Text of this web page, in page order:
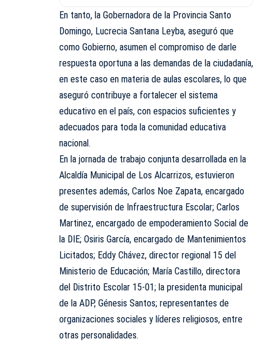
En tanto, la Gobernadora de la Provincia Santo
Domingo, Lucrecia Santana Leyba, aseguró que
como Gobierno, asumen el compromiso de darle
respuesta oportuna a las demandas de la ciudadanía,
en este caso en materia de aulas escolares, lo que
aseguró contribuye a fortalecer el sistema
educativo en el país, con espacios suficientes y
adecuados para toda la comunidad educativa
nacional.
En la jornada de trabajo conjunta desarrollada en la
Alcaldía Municipal de Los Alcarrizos, estuvieron
presentes además, Carlos Noe Zapata, encargado
de supervisión de Infraestructura Escolar; Carlos
Martinez, encargado de empoderamiento Social de
la DIE; Osiris García, encargado de Mantenimientos
Licitados; Eddy Chávez, director regional 15 del
Ministerio de Educación; María Castillo, directora
del Distrito Escolar 15-01; la presidenta municipal
de la ADP, Génesis Santos; representantes de
organizaciones sociales y líderes religiosos, entre
otras personalidades.